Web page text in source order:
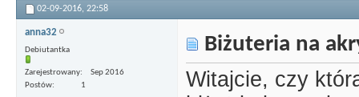
02-09-2016, 22:58
anna32
Debiutantka
Zarejestrowany
Sep 2016
Postów
1
Biżuteria na
Witajcie, czy